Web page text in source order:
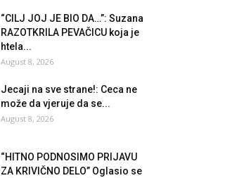
“CILJ JOJ JE BIO DA…”: Suzana
RAZOTKRILA PEVAČICU koja je
htela...
August 8, 2026
Jecaji na sve strane!: Ceca ne
može da vjeruje da se...
August 8, 2026
“HITNO PODNOSIMO PRIJAVU
ZA KRIVIČNO DELO” Oglasio se